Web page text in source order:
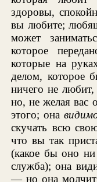
здоровы,
вы любите;
может
которое
которые на
делом, которое
ничего не
но, не желая вас
этого; она
скучать всю
что вы так
(какое бы оно ни
служба); она
— но она молчит